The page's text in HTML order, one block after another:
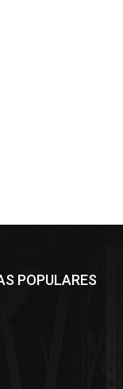
POPULARES